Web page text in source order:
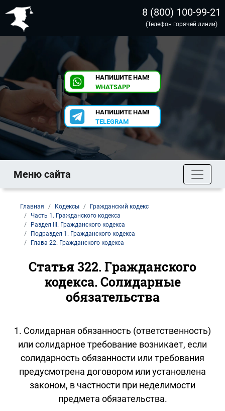
8 (800) 100-99-21
(Телефон горячей линии)
НАПИШИТЕ НАМ!
WHATSAPP
НАПИШИТЕ НАМ!
TELEGRAM
Меню сайта
Главная Кодексы
Гражданский кодекс
Часть 1. Гражданского кодекса
Раздел III. Гражданского кодекса
Подраздел 1. Гражданского кодекса
Глава 22. Гражданского кодекса
Статья 322. Гражданского
кодекса. Солидарные
обязательства
1. Солидарная обязанность (ответственность)
или солидарное требование возникает, если
солидарность обязанности или требования
предусмотрена договором или установлена
законом, в частности при неделимости
предмета обязательства.